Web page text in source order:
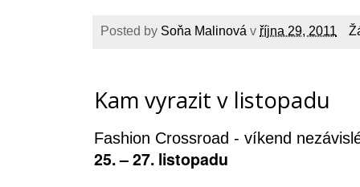
Posted by Soňa Malinová v října 29, 2011
Kam vyrazit v listopadu
Fashion Crossroad - víkend
25. – 27. listopadu